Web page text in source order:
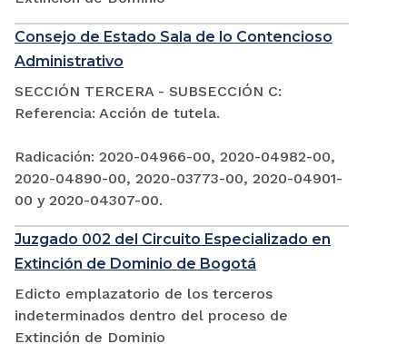
Consejo de Estado Sala de lo Contencioso
Administrativo
SECCIÓN TERCERA - SUBSECCIÓN C:
Referencia: Acción de tutela.
Radicación: 2020-04966-00, 2020-04982-00,
2020-04890-00, 2020-03773-00, 2020-04901-
00 y 2020-04307-00.
Juzgado 002 del Circuito Especializado en
Extinción de Dominio de Bogotá
Edicto emplazatorio de los terceros
indeterminados dentro del proceso de
Extinción de Dominio